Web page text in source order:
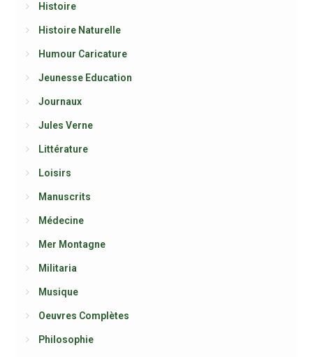
Histoire
Histoire Naturelle
Humour Caricature
Jeunesse Education
Journaux
Jules Verne
Littérature
Loisirs
Manuscrits
Médecine
Mer Montagne
Militaria
Musique
Oeuvres Complètes
Philosophie